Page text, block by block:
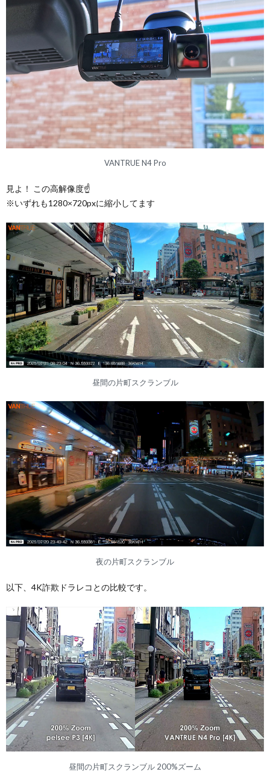
VANTRUE N4 Pro
見よ！ この高解像度☝
※いずれも1280×720pxに縮小してます
昼間の片町スクランブル
夜の片町スクランブル
以下、4K詐欺ドラレコとの比較です。
昼間の片町スクランブル 200%ズーム